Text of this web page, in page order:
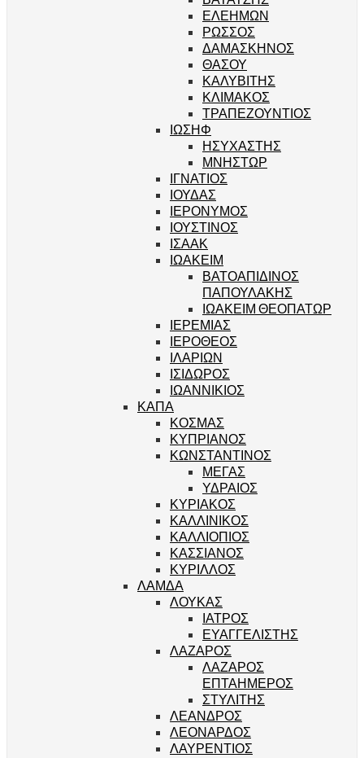
ΕΛΕΗΜΩΝ
ΡΩΣΣΟΣ
ΔΑΜΑΣΚΗΝΟΣ
ΘΑΣΟΥ
ΚΑΛΥΒΙΤΗΣ
ΚΛΙΜΑΚΟΣ
ΤΡΑΠΕΖΟΥΝΤΙΟΣ
ΙΩΣΗΦ
ΗΣΥΧΑΣΤΗΣ
ΜΝΗΣΤΩΡ
ΙΓΝΑΤΙΟΣ
ΙΟΥΔΑΣ
ΙΕΡΟΝΥΜΟΣ
ΙΟΥΣΤΙΝΟΣ
ΙΣΑΑΚ
ΙΩΑΚΕΙΜ
ΒΑΤΟΑΠΙΔΙΝΟΣ
ΠΑΠΟΥΛΑΚΗΣ
ΙΩΑΚΕΙΜ ΘΕΟΠΑΤΩΡ
ΙΕΡΕΜΙΑΣ
ΙΕΡΟΘΕΟΣ
ΙΛΑΡΙΩΝ
ΙΣΙΔΩΡΟΣ
ΙΩΑΝΝΙΚΙΟΣ
ΚΑΠΑ
ΚΟΣΜΑΣ
ΚΥΠΡΙΑΝΟΣ
ΚΩΝΣΤΑΝΤΙΝΟΣ
ΜΕΓΑΣ
ΥΔΡΑΙΟΣ
ΚΥΡΙΑΚΟΣ
ΚΑΛΛΙΝΙΚΟΣ
ΚΑΛΛΙΟΠΙΟΣ
ΚΑΣΣΙΑΝΟΣ
ΚΥΡΙΛΛΟΣ
ΛΑΜΔΑ
ΛΟΥΚΑΣ
ΙΑΤΡΟΣ
ΕΥΑΓΓΕΛΙΣΤΗΣ
ΛΑΖΑΡΟΣ
ΛΑΖΑΡΟΣ
ΕΠΤΑΗΜΕΡΟΣ
ΣΤΥΛΙΤΗΣ
ΛΕΑΝΔΡΟΣ
ΛΕΟΝΑΡΔΟΣ
ΛΑΥΡΕΝΤΙΟΣ